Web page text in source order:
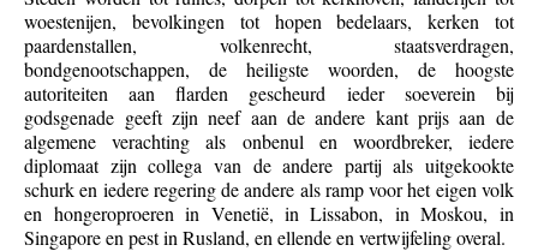
woestenijen, bevolkingen tot hopen bedelaars, kerken tot
paardenstallen, volkenrecht, staatsverdragen,
bondgenootschappen, de heiligste woorden, de hoogste
autoriteiten aan flarden gescheurd ieder soeverein bij
godsgenade geeft zijn neef aan de andere kant prijs aan de
algemene verachting als onbenul en woordbreker, iedere
diplomaat zijn collega van de andere partij als uitgekookte
schurk en iedere regering de andere als ramp voor het eigen volk
en hongeroproeren in Venetië, in Lissabon, in Moskou, in
Singapore en pest in Rusland, en ellende en vertwijfeling overal.